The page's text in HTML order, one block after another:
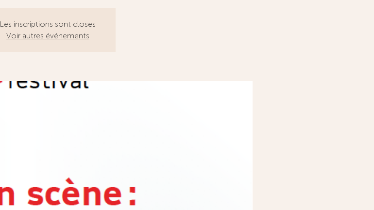
Les inscriptions sont closes
Voir autres événements